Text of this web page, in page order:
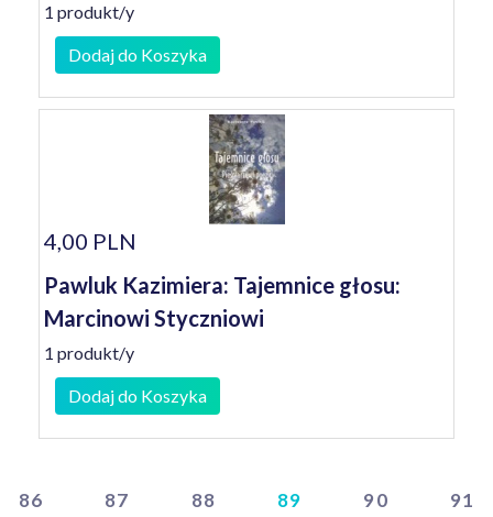
1 produkt/y
Dodaj do Koszyka
4,00 PLN
Pawluk Kazimiera: Tajemnice głosu:
Marcinowi Styczniowi
1 produkt/y
Dodaj do Koszyka
86 87 88 89 90 91